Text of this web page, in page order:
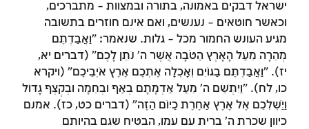
ישראל דבקים באמונה, בתורה ובמצוות – מתברכים,
וכאשר חוטאים – נענשים, ואם אינם חוזרים בתשובה
מגיע העונש החמור מכל – גלות. שנאמר: "וַאֲבַדְתֶּם
מְהֵרָה מֵעַל הָאָרֶץ הַטֹּבָה אֲשֶׁר ה' נֹתֵן לָכֶם" (דברים יא,
יז). "וַאֲבַדְתֶּם בַּגּוֹיִם וְאָכְלָה אֶתְכֶם אֶרֶץ אֹיְבֵיכֶם" (ויקרא
כו, לח). "וַיִּתְּשֵׁם ה' מֵעַל אַדְמָתָם בְּאַף וּבְחֵמָה וּבְקֶצֶף גָּדוֹל
וַיַּשְׁלִכֵם אֶל אֶרֶץ אַחֶרֶת כַּיּוֹם הַזֶּה" (דברים כט, כז). אמנם
כיוון שכרת ה' ברית עם עמו, הבטיח שגם בהיותם
זמן להתחבר לחשבון
שלך
לסימון המושג כנלמד, יש להתחבר לחשבון או